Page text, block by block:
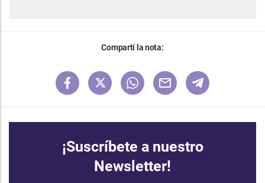
Compartí la nota:
¡Suscríbete a nuestro
Newsletter!